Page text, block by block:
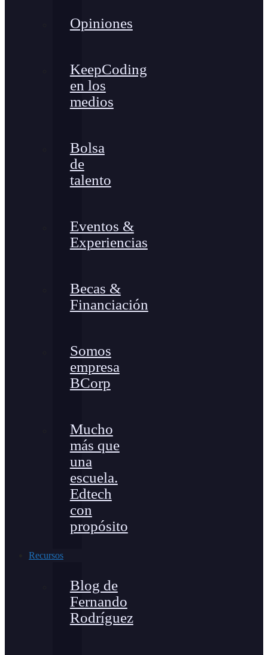
Opiniones
KeepCoding
en los
medios
Bolsa
de
talento
Eventos &
Experiencias
Becas &
Financiación
Somos
empresa
BCorp
Mucho
más que
una
escuela.
Edtech
con
propósito
Recursos
Blog de
Fernando
Rodríguez